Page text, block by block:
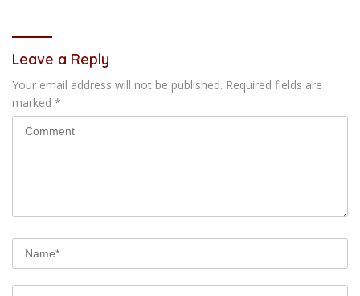
Leave a Reply
Your email address will not be published. Required fields are
marked *